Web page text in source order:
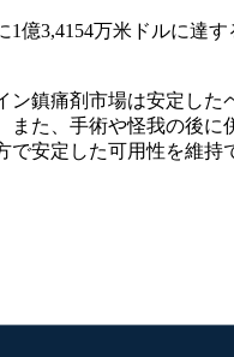
億3,4154万米ドルに達
鎮痛剤市場は安定した
た、手術や怪我の後に
安定した可用性を維持